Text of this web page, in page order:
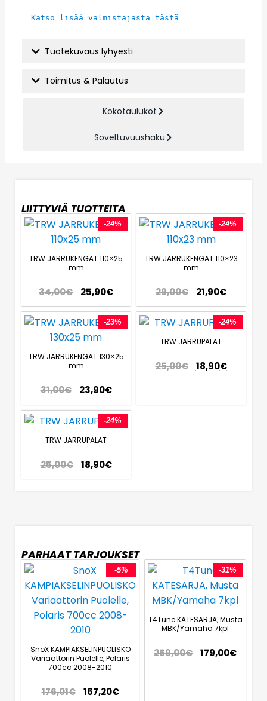
Katso lisää valmistajasta tästä
Tuotekuvaus lyhyesti
Toimitus & Palautus
Kokotaulukot
Soveltuvuushaku
LIITTYVIÄ TUOTTEITA
-24%
TRW JARRUKENGÄT 110×25
mm
34,00€ 25,90€
-24%
TRW JARRUKENGÄT 110×23
mm
29,00€ 21,90€
-23%
TRW JARRUKENGÄT 130×25
mm
31,00€ 23,90€
-24%
TRW JARRUPALAT
25,00€ 18,90€
-24%
TRW JARRUPALAT
25,00€ 18,90€
PARHAAT TARJOUKSET
-5%
SnoX KAMPIAKSELINPUOLISKO
Variaattorin Puolelle, Polaris
700cc 2008-2010
176,01€ 167,20€
-31%
T4Tune KATESARJA, Musta
MBK/Yamaha 7kpl
259,00€ 179,00€